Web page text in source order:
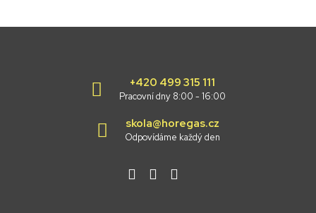
+420 499 315 111
Pracovní dny 8:00 - 16:00
skola@horegas.cz
Odpovídáme každý den